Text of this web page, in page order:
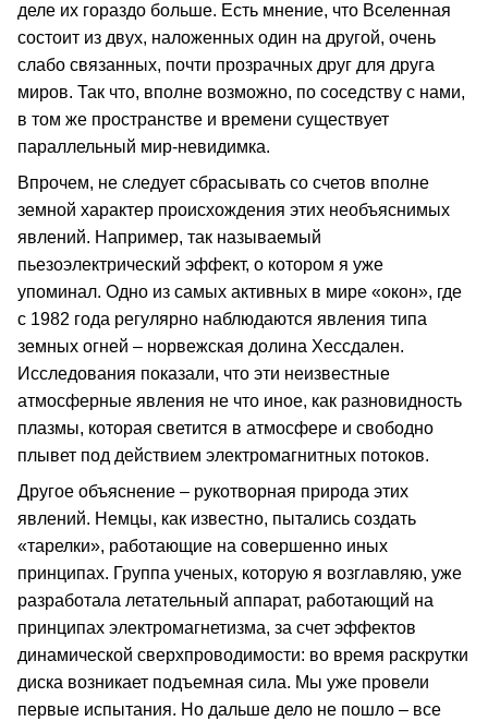
деле их гораздо больше. Есть мнение, что Вселенная
состоит из двух, наложенных один на другой, очень
слабо связанных, почти прозрачных друг для друга
миров. Так что, вполне возможно, по соседству с нами,
в том же пространстве и времени существует
параллельный мир-невидимка.
Впрочем, не следует сбрасывать со счетов вполне
земной характер происхождения этих необъяснимых
явлений. Например, так называемый
пьезоэлектрический эффект, о котором я уже
упоминал. Одно из самых активных в мире «окон», где
с 1982 года регулярно наблюдаются явления типа
земных огней – норвежская долина Хессдален.
Исследования показали, что эти неизвестные
атмосферные явления не что иное, как разновидность
плазмы, которая светится в атмосфере и свободно
плывет под действием электромагнитных потоков.
Другое объяснение – рукотворная природа этих
явлений. Немцы, как известно, пытались создать
«тарелки», работающие на совершенно иных
принципах. Группа ученых, которую я возглавляю, уже
разработала летательный аппарат, работающий на
принципах электромагнетизма, за счет эффектов
динамической сверхпроводимости: во время раскрутки
диска возникает подъемная сила. Мы уже провели
первые испытания. Но дальше дело не пошло – все